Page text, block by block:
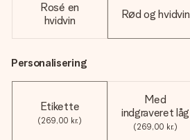
Rosé en
hvidvin
Rød og hvidvin
Personalisering
Etikette
(269,00 kr.)
Med
indgraveret låg
(269,00 kr.)